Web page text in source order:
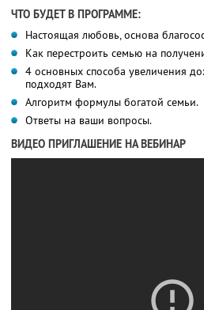
ЧТО БУДЕТ В ПРОГРАММЕ:
Настоящая любовь, основа
Как перестроить семью на
4 основных способа увеличения
подходят Вам.
Алгоритм формулы богатой семьи.
Ответы на ваши вопросы.
ВИДЕО ПРИГЛАШЕНИЕ НА ВЕБИНАР